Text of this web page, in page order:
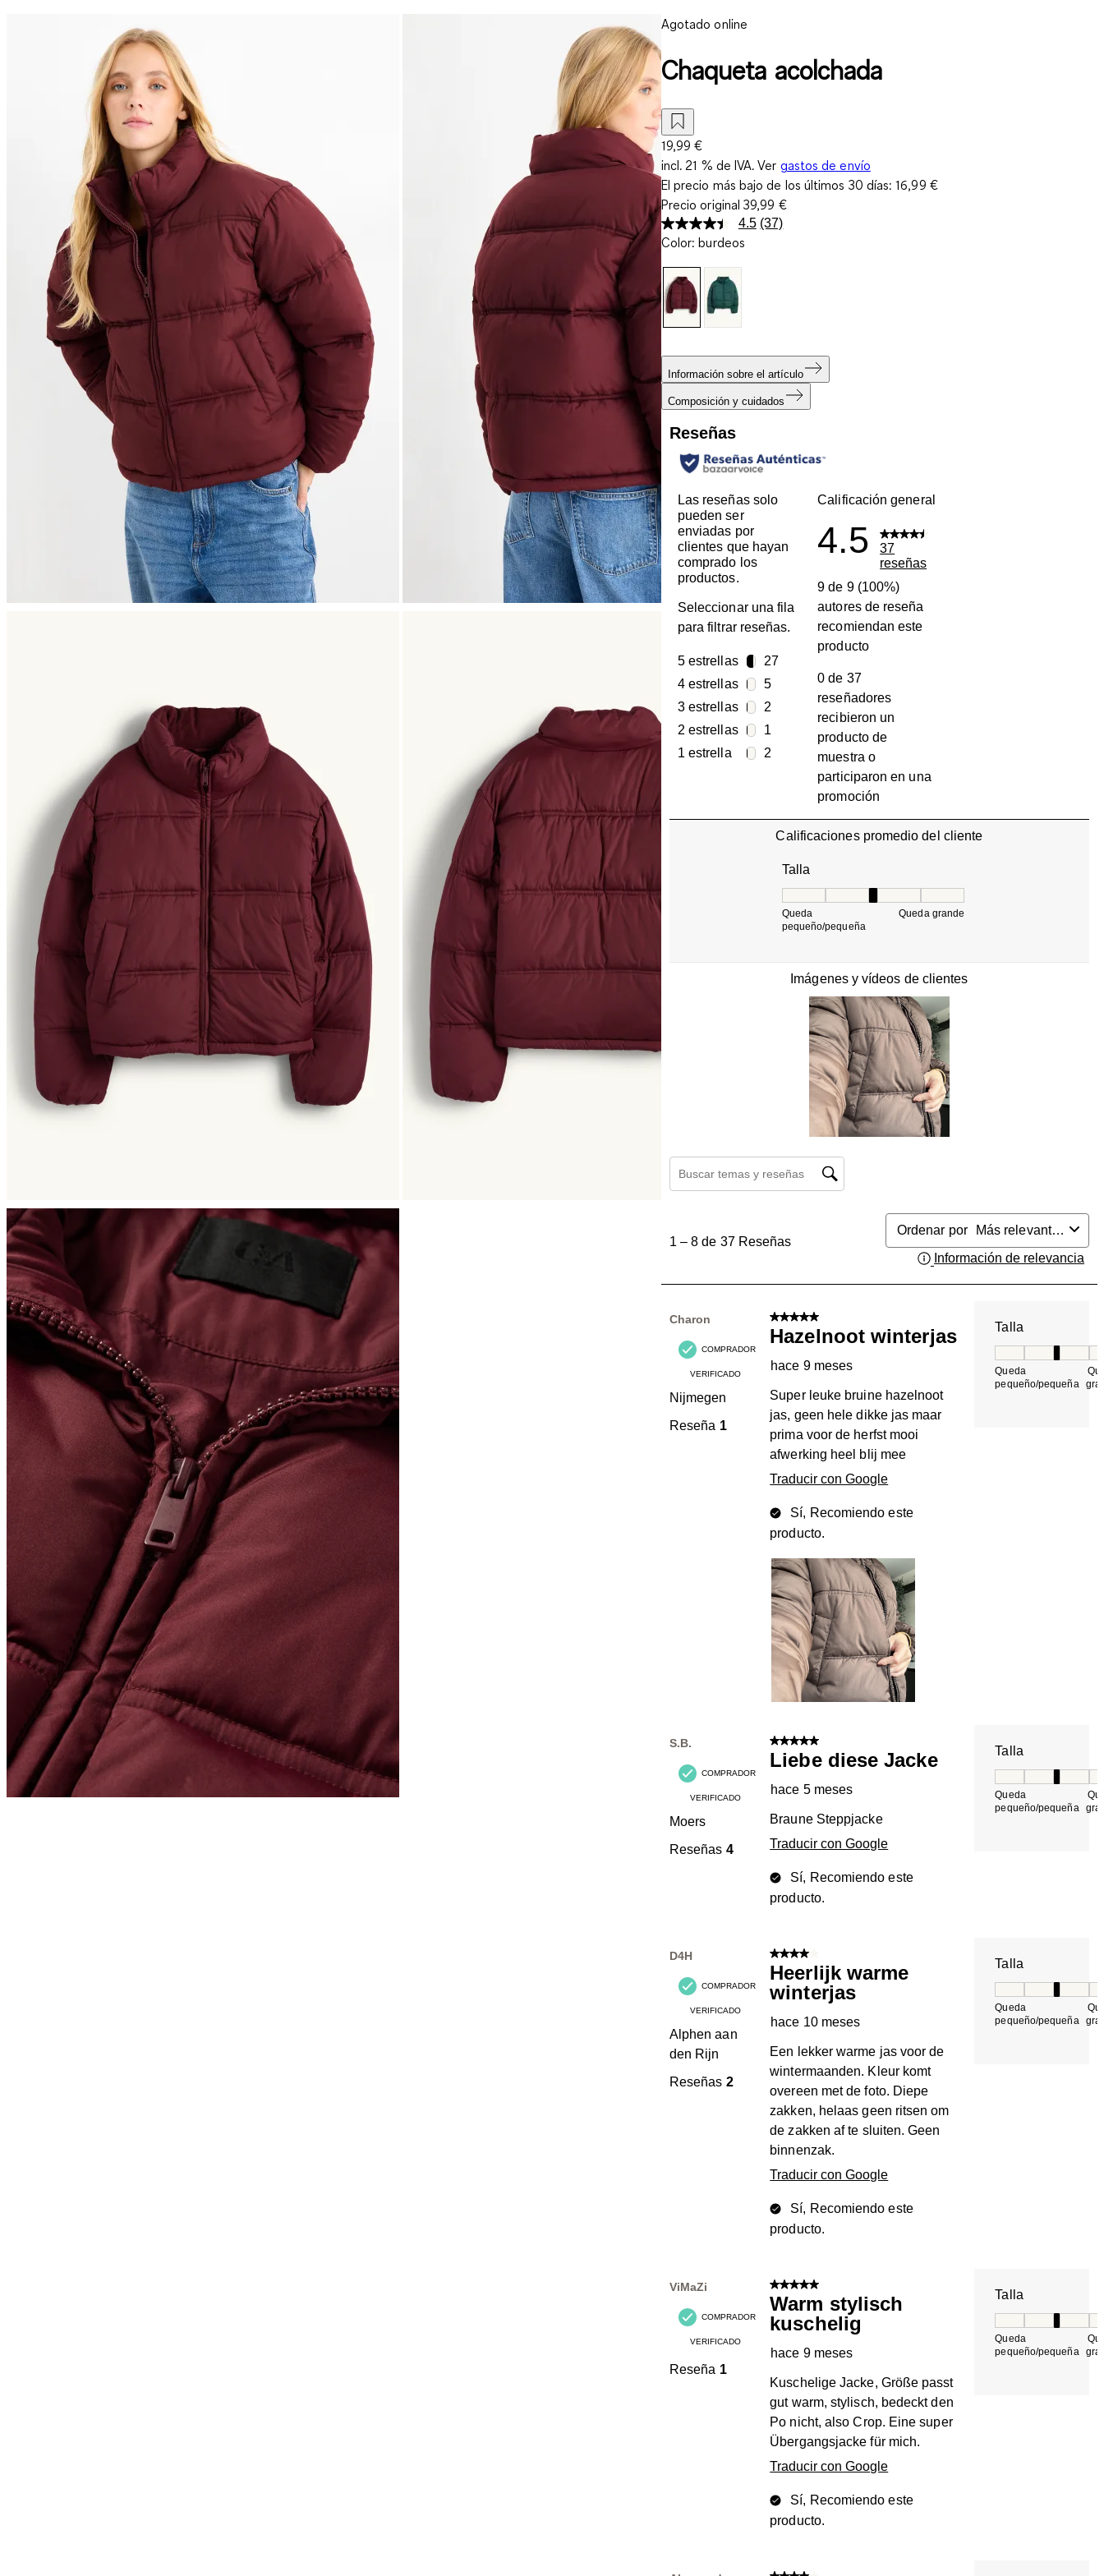
Agotado online
Chaqueta acolchada
19,99 €
incl. 21 % de IVA. Ver gastos de envío
El precio más bajo de los últimos 30 días:16,99 €
Precio original39,99 €
4.5 Lea
(37)
Color: burdeos
Información sobre el artículo
Composición y cuidados
Reseñas
Las reseñas solo
pueden ser
enviadas por
clientes que hayan
comprado los
productos.
Seleccionar una fila
para filtrar reseñas.
5 estrellasestrellas
27
27 reseñas con 5 estrellas.
4 estrellasestrellas
5
5 reseñas con 4 estrellas.
3 estrellasestrellas
2
2 reseñas con 3 estrellas.
2 estrellasestrellas
1
1 reseña con 2 estrellas.
1 estrellaestrellas
2
2 reseñas con 1 estrella.
Calificación general
4.5
37
reseñas
9 de 9 (100%)
autores de reseña
recomiendan este
producto
0 de 37
reseñadores
recibieron un
producto de
muestra o
participaron en una
promoción
Calificaciones promedio del cliente
Talla
Queda
pequeño/pequeña
Queda grande
Imágenes y vídeos de clientes
Región de búsqueda de temas y reseñas
Reseñas.
1 – 8 de 37 Reseñas
Ordenar por
Más relevantes
Información de relevancia
Charon
COMPRADOR
VERIFICADO
Nijmegen
Reseña 1
5 de 5 estrellas.
Hazelnoot winterjas
hace 9 meses
Super leuke bruine hazelnoot
jas, geen hele dikke jas maar
prima voor de herfst mooi
afwerking heel blij mee
Traducir con Google
Sí, Recomiendo este
producto.
Talla
Queda
pequeño/pequeña
S.B.
COMPRADOR
VERIFICADO
Moers
Reseñas 4
5 de 5 estrellas.
Liebe diese Jacke
hace 5 meses
Braune Steppjacke
Traducir con Google
Sí, Recomiendo este
producto.
Talla
Queda
pequeño/pequeña
D4H
COMPRADOR
VERIFICADO
Alphen aan
den Rijn
Reseñas 2
4 de 5 estrellas.
Heerlijk warme
winterjas
hace 10 meses
Een lekker warme jas voor de
wintermaanden. Kleur komt
overeen met de foto. Diepe
zakken, helaas geen ritsen om
de zakken af te sluiten. Geen
binnenzak.
Traducir con Google
Sí, Recomiendo este
producto.
Talla
Queda
pequeño/pequeña
ViMaZi
COMPRADOR
VERIFICADO
Reseña 1
5 de 5 estrellas.
Warm stylisch
kuschelig
hace 9 meses
Kuschelige Jacke, Größe passt
gut warm, stylisch, bedeckt den
Po nicht, also Crop. Eine super
Übergangsjacke für mich.
Traducir con Google
Sí, Recomiendo este
producto.
Talla
Queda
pequeño/pequeña